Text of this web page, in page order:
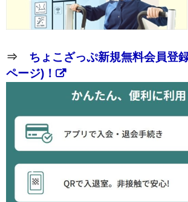
⇒ ちょこざっぷ新規無料会員登
ページ)！